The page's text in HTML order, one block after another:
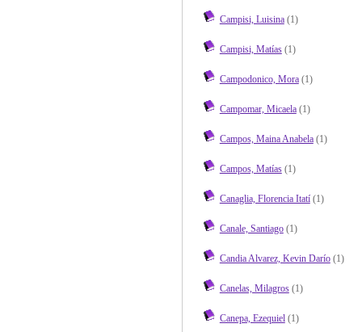
Campisi, Luisina(1)
Campisi, Matías(1)
Campodonico, Mora(1)
Campomar, Micaela(1)
Campos, Maina Anabela(1)
Campos, Matías(1)
Canaglia, Florencia Itatí(1)
Canale, Santiago(1)
Candia Alvarez, Kevin Darío(1)
Canelas, Milagros(1)
Canepa, Ezequiel(1)